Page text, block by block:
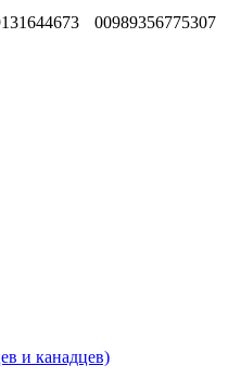
00989356775307
и канадцев)